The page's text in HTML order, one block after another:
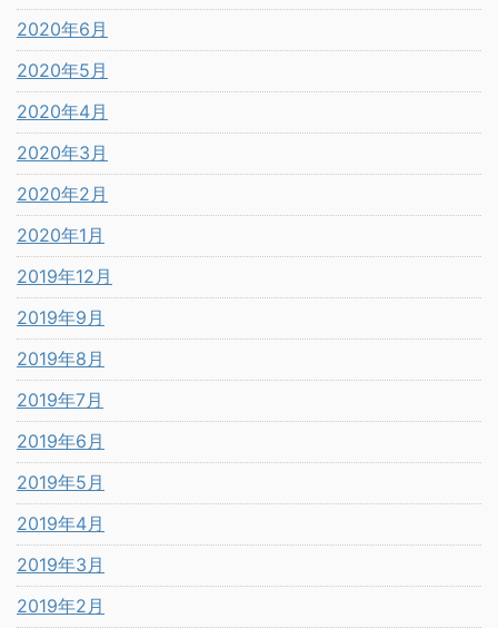
2020年6月
2020年5月
2020年4月
2020年3月
2020年2月
2020年1月
2019年12月
2019年9月
2019年8月
2019年7月
2019年6月
2019年5月
2019年4月
2019年3月
2019年2月